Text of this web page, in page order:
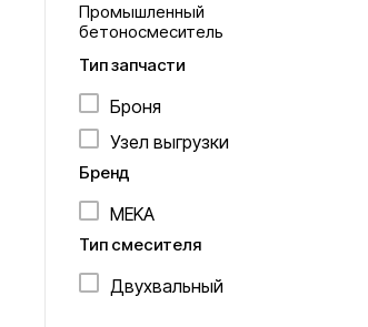
Промышленный
бетоносмеситель
Тип запчасти
Броня
Узел выгрузки
Бренд
MEKA
Тип смесителя
Двухвальный